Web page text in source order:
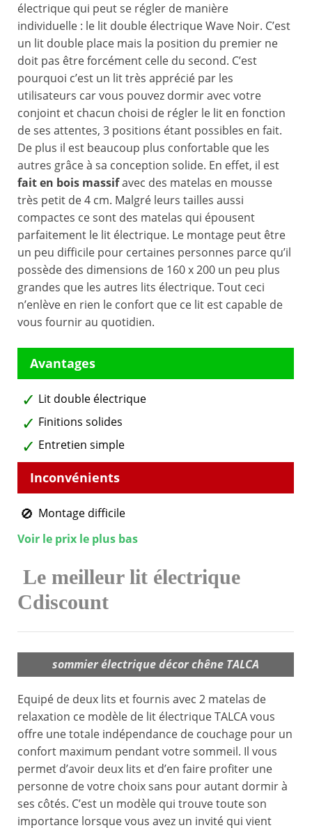
électrique qui peut se régler de manière
individuelle : le lit double électrique Wave Noir. C’est
un lit double place mais la position du premier ne
doit pas être forcément celle du second. C’est
pourquoi c’est un lit très apprécié par les
utilisateurs car vous pouvez dormir avec votre
conjoint et chacun choisi de régler le lit en fonction
de ses attentes, 3 positions étant possibles en fait.
De plus il est beaucoup plus confortable que les
autres grâce à sa conception solide. En effet, il est
fait en bois massifavec des matelas en mousse
très petit de 4 cm. Malgré leurs tailles aussi
compactes ce sont des matelas qui épousent
parfaitement le lit électrique. Le montage peut être
un peu difficile pour certaines personnes parce qu’il
possède des dimensions de 160 x 200 un peu plus
grandes que les autres lits électrique. Tout ceci
n’enlève en rien le confort que ce lit est capable de
vous fournir au quotidien.
Lit double électrique
Finitions solides
Entretien simple
Montage difficile
Voir le prix le plus bas
Le meilleur lit électrique
Cdiscount
sommier électrique décor chêne TALCA
Equipé de deux lits et fournis avec 2 matelas de
relaxation ce modèle de lit électrique TALCA vous
offre une totale indépendance de couchage pour un
confort maximum pendant votre sommeil. Il vous
permet d’avoir deux lits et d’en faire profiter une
personne de votre choix sans pour autant dormir à
ses côtés. C’est un modèle qui trouve toute son
importance lorsque vous avez un invité qui vient